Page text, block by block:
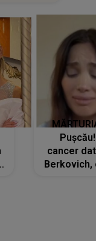
cancer
Berkovich,